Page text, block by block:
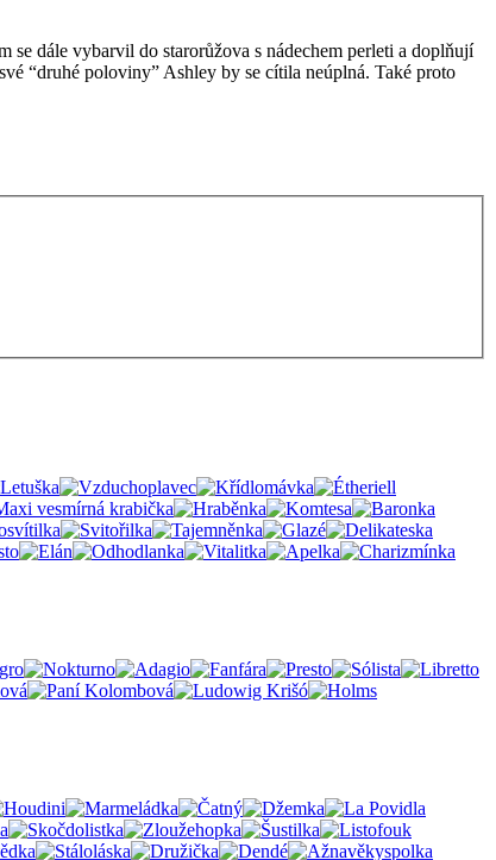
dále vybarvil do starorůžova s nádechem perleti a doplňují
“druhé poloviny” Ashley by se cítila neúplná. Také proto